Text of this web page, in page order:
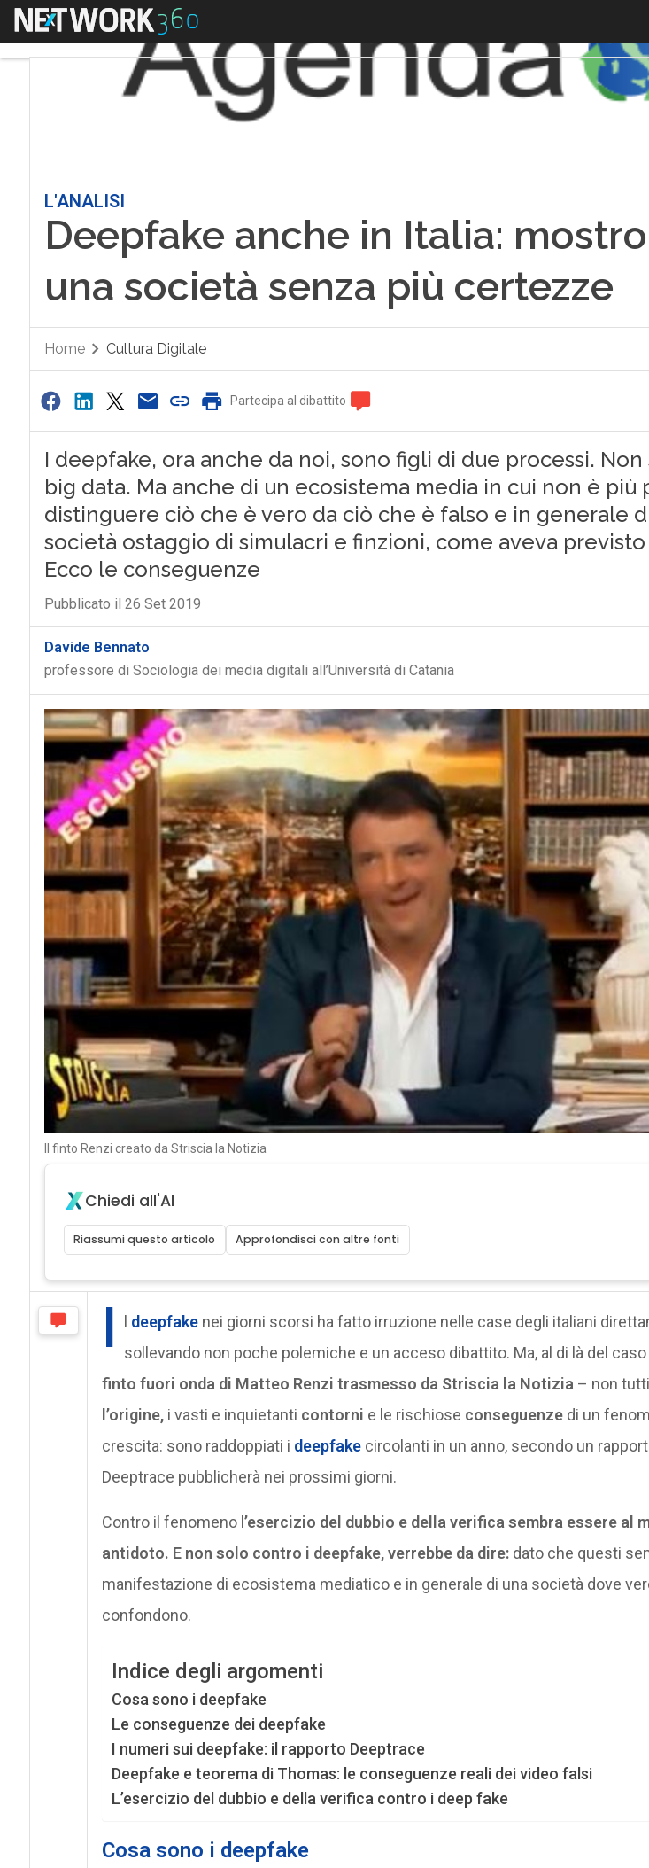
Menu
L'ANALISI
Deepfake anche in Italia:
una società senza più certezze
Home Cultura Digitale
Partecipa al dibattito
I deepfake, ora anche da noi, sono figli di due processi. Non
big data. Ma anche di un ecosistema media in cui non è più
distinguere ciò che è vero da ciò che è falso e in generale
società ostaggio di simulacri e finzioni, come aveva
Ecco le conseguenze
Pubblicato il 26 Set 2019
Davide Bennato
professore di Sociologia dei media digitali all’Università di Catania
Il finto Renzi creato da Striscia la Notizia
Chiedi all'AI
Riassumi questo articolo Approfondisci con altre fonti
I l deepfake nei giorni scorsi ha fatto irruzione nelle case degli italiani
sollevando non poche polemiche e un acceso dibattito. Ma, al di là del
finto fuori onda di Matteo Renzi trasmesso da Striscia la Notizia – non
l’origine,i vasti e inquietanti contorni e le rischiose conseguenzedi un
crescita: sono raddoppiati i deepfakecircolanti in un anno, secondo un
Deeptrace pubblicherà nei prossimi giorni.
Contro il fenomeno l’esercizio del dubbio e della verifica sembra essere al
antidoto. E non solo contro i deepfake, verrebbe da dire: dato che questi
manifestazione di ecosistema mediatico e in generale di una società dove
confondono.
Indice degli argomenti
Cosa sono i deepfake
Le conseguenze dei deepfake
I numeri sui deepfake: il rapporto Deeptrace
Deepfake e teorema di Thomas: le conseguenze reali dei video falsi
L’esercizio del dubbio e della verifica contro i deep fake
Cosa sono i deepfake